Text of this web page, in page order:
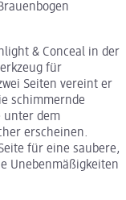
& Conceal in der
für
Seiten vereint er
schimmernde
unter dem
erscheinen.
für eine saubere,
Unebenmäßigkeiten